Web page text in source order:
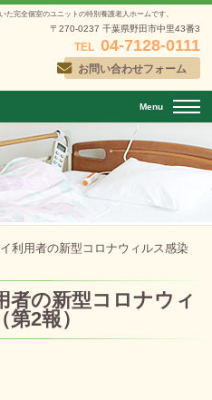
た完全個室のユニットの特別養護老人ホームです。
〒270-0237 千葉県野田市中里43番3
TEL 04-7128-0111
お問い合わせフォーム
Menu
利用者の新型コロナウィルス感染
者の新型コロナウィ
2報）